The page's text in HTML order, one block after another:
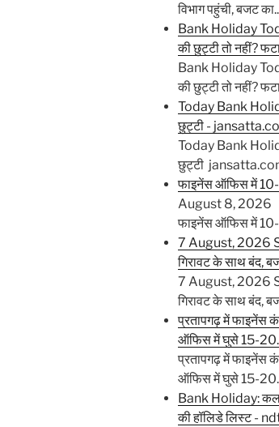
विभाग पहुंची, बजट
Bank Holiday
की छुट्टी तो नहीं?
Bank Holiday
की छुट्टी तो नहीं?
Today Bank
छुट्टी -
Today Bank
छुट्टी
फाइनेंस ऑफिस में
August 8, 2026
फाइनेंस ऑफिस में
7 August, 2026
गिरावट के साथ बंद,
7 August, 2026
गिरावट के साथ बंद,
प्रतापगढ़ में फाइनेंस
ऑफिस में घुसे 15-
प्रतापगढ़ में फाइनेंस
ऑफिस में घुसे 15-
Bank Holiday: कल
की हॉलिडे लिस्ट -